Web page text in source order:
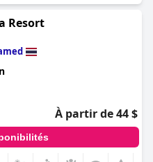
est célébré pour ses
et joliment meublés dans
d'un
amical et d'un accès
et animées en fait une
et agréable à Koh
Resort
À partir de 44 $